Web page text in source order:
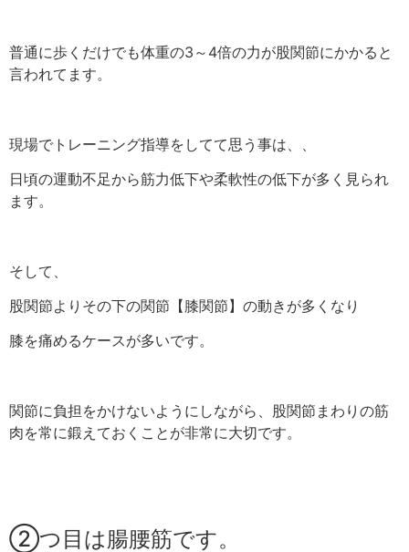
普通に歩くだけでも体重の3～4倍の力が股関節にかかると
言われてます。
現場でトレーニング指導をしてて思う事は、、
日頃の運動不足から筋力低下や柔軟性の低下が多く見られ
ます。
そして、
股関節よりその下の関節【膝関節】の動きが多くなり
膝を痛めるケースが多いです。
関節に負担をかけないようにしながら、股関節まわりの筋
肉を常に鍛えておくことが非常に大切です。
②つ目は腸腰筋です。